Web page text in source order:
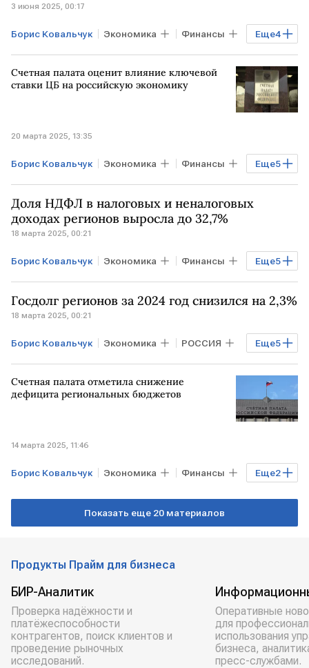
Камчатский край
3 июня 2025, 00:17
Еще4
Борис Ковальчук Экономика Финансы
РОССИЯ РФ Счетная палата
МСП
Счетная палата оценит влияние ключевой
ставки ЦБ на российскую экономику
20 марта 2025, 13:35
Еще5
Борис Ковальчук Экономика Финансы
РОССИЯ Счетная палата Госдума
Банк России ставка Банка России
Доля НДФЛ в налоговых и неналоговых
доходах регионов выросла до 32,7%
18 марта 2025, 00:21
Еще5
Борис Ковальчук Экономика Финансы
МОСКВА РФ ТАТАРСТАН
Счетная палата Совет Федерации
Госдолг регионов за 2024 год снизился на 2,3%
18 марта 2025, 00:21
Еще5
Борис Ковальчук Экономика РОССИЯ
Финансы РФ МОСКВА
Счетная палата Совет Федерации
Счетная палата отметила снижение
дефицита региональных бюджетов
14 марта 2025, 11:46
Еще2
Борис Ковальчук Экономика Финансы
Счетная палата
Совет Федерации
Показать еще 20 материалов
Продукты Прайм для бизнеса
БИР-Аналитик
Проверка надёжности и
платёжеспособности
контрагентов, поиск клиентов и
проведение рыночных
исследований.
Оперативные
для
использования
бизнеса,
пресс-службами.